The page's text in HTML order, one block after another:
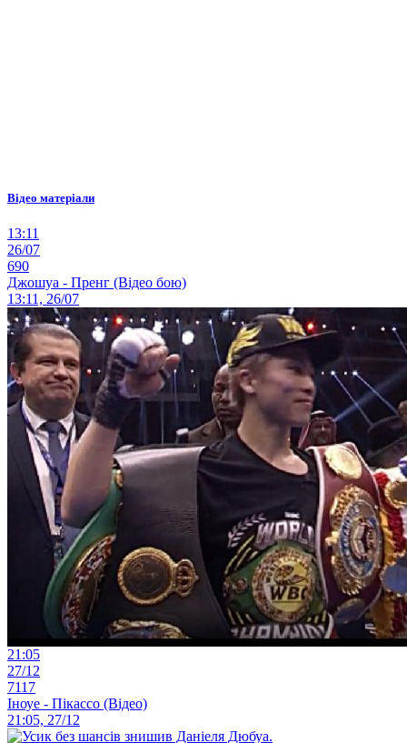
Відео матеріали
13:11
26/07
690
Джошуа - Пренг (Відео бою)
13:11, 26/07
21:05
27/12
7117
Іноуе - Пікассо (Відео)
21:05, 27/12